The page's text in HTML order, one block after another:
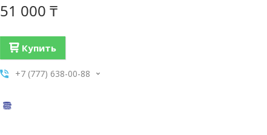
51 000 ₸
Купить
+7 (777) 638-00-88